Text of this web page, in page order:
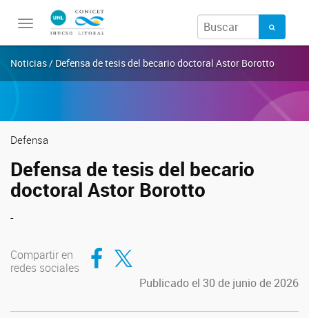
Toggle
Noticias / Defensa de tesis del becario doctoral Astor Borotto
Defensa
Defensa de tesis del becario
doctoral Astor Borotto
-
Compartir en
redes sociales
Compartir en Facebook
Compartir en Twitter
Publicado el 30 de junio de 2026